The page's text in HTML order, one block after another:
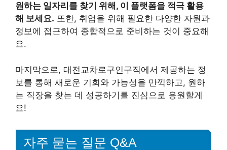
원하는 일자리를 찾기 위해, 이 플랫폼을 적극 활용
해 보세요. 또한, 취업을 위해 필요한 다양한 자원과
정보에 접근하여 종합적으로 준비하는 것이 중요해
요.
마지막으로, 대전교차로구인구직에서 제공하는 정
보를 통해 새로운 기회와 가능성을 만끽하고, 원하
는 직장을 찾는 데 성공하기를 진심으로 응원할게
요!
자주 묻는 질문 Q&A